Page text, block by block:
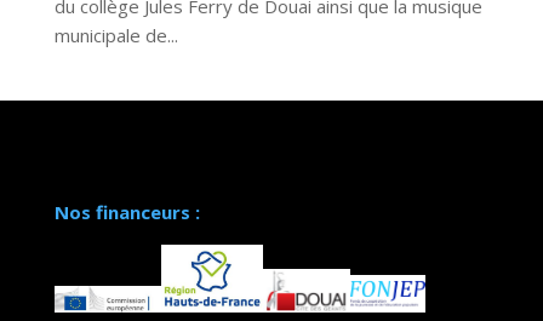
du collège Jules Ferry de Douai ainsi que la musique
municipale de...
Nos financeurs :